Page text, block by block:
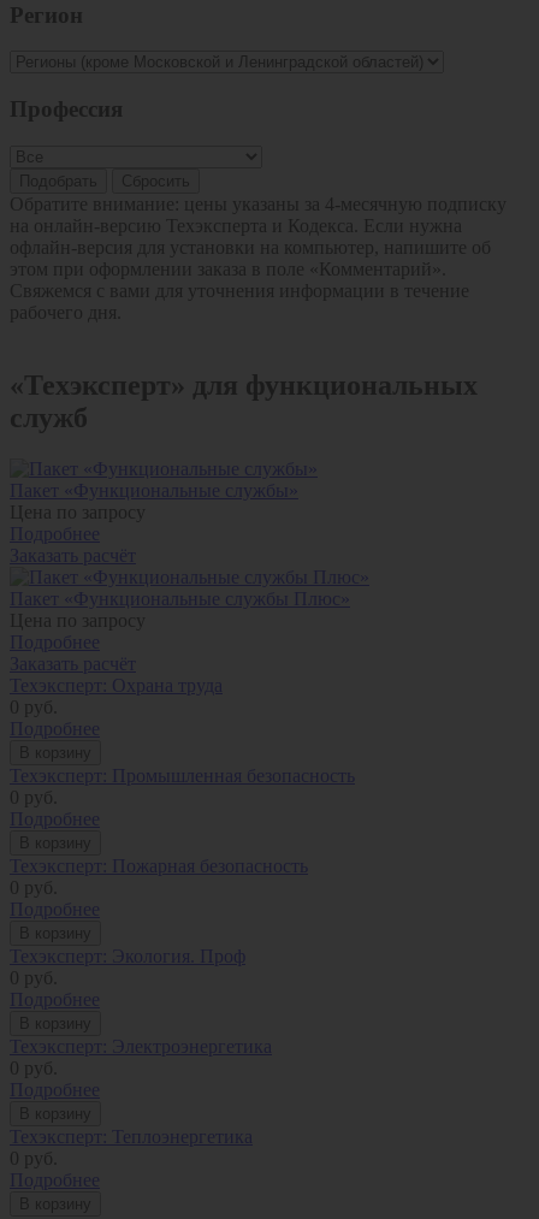
Регион
Профессия
Обратите внимание: цены указаны за 4-месячную подписку
на онлайн-версию Техэксперта и Кодекса. Если нужна
офлайн-версия для установки на компьютер, напишите об
этом при оформлении заказа в поле «Комментарий».
Свяжемся с вами для уточнения информации в течение
рабочего дня.
«Техэксперт» для функциональных
служб
Пакет «Функциональные службы»
Цена по запросу
Подробнее
Заказать расчёт
Пакет «Функциональные службы Плюс»
Цена по запросу
Подробнее
Заказать расчёт
Техэксперт: Охрана труда
0 руб.
Подробнее
Техэксперт: Промышленная безопасность
0 руб.
Подробнее
Техэксперт: Пожарная безопасность
0 руб.
Подробнее
Техэксперт: Экология. Проф
0 руб.
Подробнее
Техэксперт: Электроэнергетика
0 руб.
Подробнее
Техэксперт: Теплоэнергетика
0 руб.
Подробнее